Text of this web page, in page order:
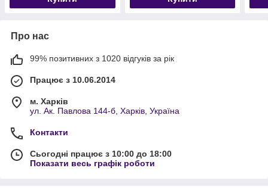
Про нас
99% позитивних з 1020 відгуків за рік
Працює з 10.06.2014
м. Харків
ул. Ак. Павлова 144-б, Харків, Україна
Контакти
Сьогодні працює з 10:00 до 18:00
Показати весь графік роботи